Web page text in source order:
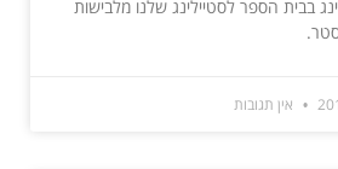
בבית הספר לסטיילינג שלנו מלבישות
אין תגובות